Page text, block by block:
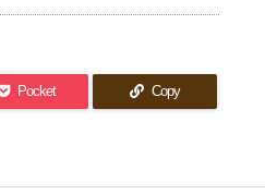
Pocket Copy